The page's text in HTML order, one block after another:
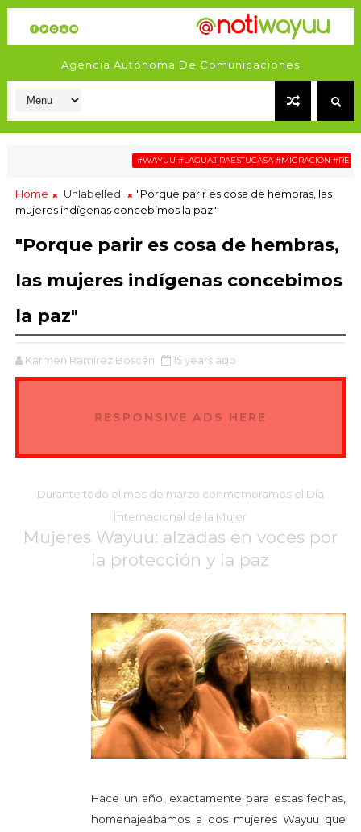
Agencia Autónoma De Comunicaciones
#WAYUU #LAGUAJIRAESTUCASA #MIGRACIÓN
Home Unlabelled
"Porque parir es cosa de hembras, las
mujeres indígenas concebimos la paz"
"Porque parir es cosa de hembras,
las mujeres indígenas concebimos
la paz"
Karmen Ramírez Boscán 15 years ago
RESPONSIVE ADS HERE
Durante todo el mes de marzo conmemoramos el Día
Internacional de la Mujer
Mujeres Wayuu: alzadas en voces por
la protección y la paz
Hace un año, exactamente para estas fechas,
homenajeábamos a dos mujeres Wayuu que